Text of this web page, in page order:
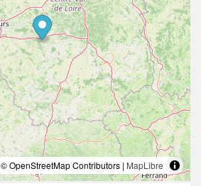
© OpenStreetMap Contributors | MapLibre